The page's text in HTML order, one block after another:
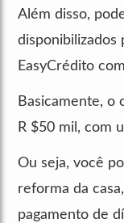
Além disso,
disponibilizados
EasyCrédito
Basicamente, o
R $50 mil, com
Ou seja, você
reforma da
pagamento de